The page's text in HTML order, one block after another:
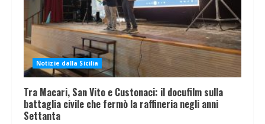
Notizie dalla Sicilia
Tra Macari, San Vito e Custonaci: il docufilm sulla
battaglia civile che fermò la raffineria negli anni
Settanta